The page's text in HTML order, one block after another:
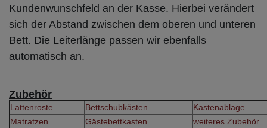
Kundenwunschfeld an der Kasse. Hierbei verändert
sich der Abstand zwischen dem oberen und unteren
Bett. Die Leiterlänge passen wir ebenfalls
automatisch an.
Zubehör
Lattenroste Bettschubkästen
Kastenablage
Matratzen
Gästebettkasten weiteres Zubehör